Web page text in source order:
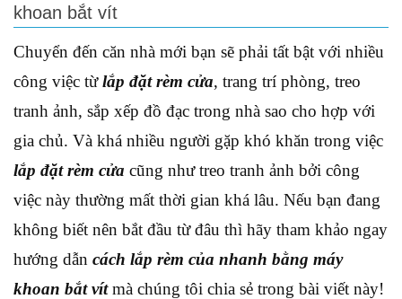
khoan bắt vít
Chuyển đến căn nhà mới bạn sẽ phải tất bật với nhiều
công việc từlắp đặt rèm cửa, trang trí phòng, treo
tranh ảnh, sắp xếp đồ đạc trong nhà sao cho hợp với
gia chủ. Và khá nhiều người gặp khó khăn trong việc
lắp đặt rèm cửa cũng như treo tranh ảnh bởi công
việc này thường mất thời gian khá lâu. Nếu bạn đang
không biết nên bắt đầu từ đâu thì hãy tham khảo ngay
hướng dẫn cách lắp rèm của nhanh bằng máy
khoan bắt vítmà chúng tôi chia sẻ trong bài viết này!